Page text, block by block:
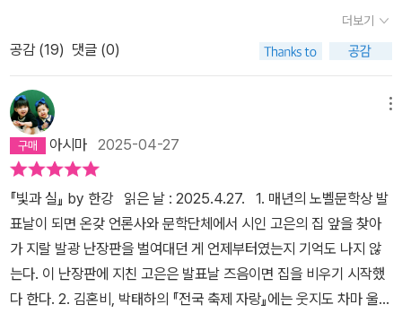
중하다. 한강 작가의 고통과 글을 읽는 독자들의 고통이 서로 연결되
어 있다는 것은 무엇을 말하는 것인가. 그 이유는 무엇일지 찾아가는
일었다.작년 12월 10일 노벨문학상 수상 소감문을 책에서 만났다. 그
때처럼 다시 눈물이 나려는 걸 겨우 참고 다시 읽었다. 인간이 인간에
게 행하는 폭력과 그로 인한 고통, 그리고 사랑이 왜 존재하는지, 그럼
에도 우리가 '이 세계에 끝끝내 인간으로 남는다는 건 얼마나 어려운
일'인지, 그래서 가장 어두운 밤에 우리의 본성에 대해서 질문하는, 우
리를 연결하는 언어를 다루는 문학에는 필연적으로 체온이 깃들어 있
다고 말하는 문장들... 이 문장들로 이루어진 문학을 읽고 쓰는 일은,
생명을 파괴하는 행위, 폭력의 반대편에 우리가 함께 서 있다는 것을
의미한다는 문장들...하지만 이렇게 폭력에 항거하는 우리의 고통스
을 비상 계엄이라는 냉동의 시간으로 바꾸어버린 사람. 그러나 시민
들은 냉동의 시간에 얼지 않았다. 빛으로, 빛과 빛을 연결하는 실로,
그렇게 서로의 온기를 더해 얼음보다 더한 비상 계엄의 시기를 견뎌
냈다. 견뎌낸 것이 아니라 물리쳤다.물론 한강 작가는 노벨문학상 축
하 주간이니 뭐니 그런 것에 신경을 쓰지 않았을 테지만... 한강 작가
로 인해 모처럼 우리나라에서 문학을 기리고, 문학으로 인해 축제가
벌어지는 그런 장이 펼쳐지길 기대했었는데...이미 지난 시간은 어쩔
수 없고. 마침 한강 작가의 글이 책으로 엮어 나왔다. '빛과 실'이다. 아
하! 우리에게 다가왔던 저 겨울을 이겨낸 사람들의 마음을 어쩜 이렇
게 잘 표현한 제목을 달 수 있을까.제목에서 감탄하고, 노벨문학상 수
상 연설문을 읽으면서 다시 감탄하고, 시를 읽으면서 한번에 읽을 수
없단 생각을 하고, 정원 일기를 읽으면서 식물, 빛, 거울에 마음을 빼
더보기
공감 (19) 댓글 (0)
아시마 2025-04-27
『빛과 실』 by 한강 읽은 날 : 2025.4.27. 1. 매년의 노벨문학상 발
표날이 되면 온갖 언론사와 문학단체에서 시인 고은의 집 앞을 찾아
가 지랄 발광 난장판을 벌여대던 게 언제부터였는지 기억도 나지 않
는다. 이 난장판에 지친 고은은 발표날 즈음이면 집을 비우기 시작했
다 한다. 2. 김혼비, 박태하의 『전국 축제 자랑』에는 웃지도 차마 울지